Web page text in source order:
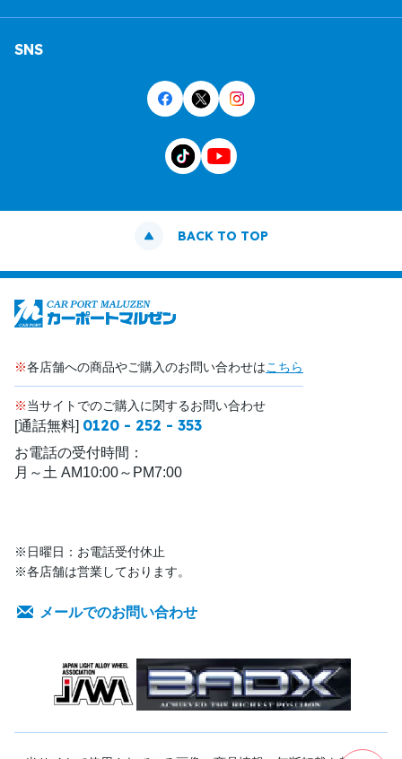
SNS
BACK TO TOP
※各店舗への商品やご購入のお問い合わせはこちら
※当サイトでのご購入に関するお問い合わせ
[通話無料] 0120 - 252 - 353
お電話の受付時間：
月～土 AM10:00～PM7:00
※日曜日：お電話受付休止
※各店舗は営業しております。
メールでのお問い合わせ